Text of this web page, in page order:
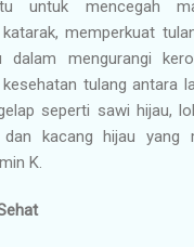
untuk mencegah
memperkuat
dalam mengurangi
tulang antara
seperti sawi hijau,
kacang hijau yang
K.